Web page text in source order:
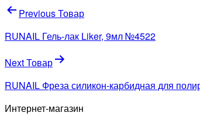
Навигация
по
записям
Previous Товар
RUNAIL Гель-лак Liker, 9мл №4522
Next Товар
RUNAIL Фреза силикон-карбидная для
Интернет-магазин